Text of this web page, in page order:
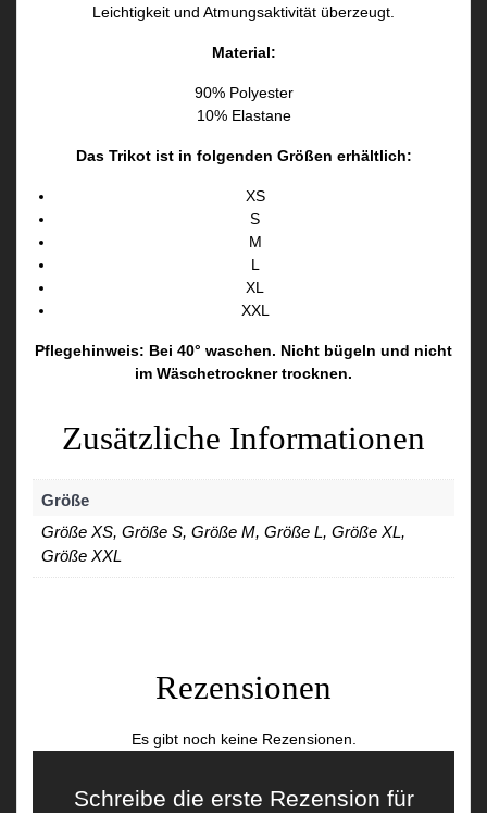
Leichtigkeit und Atmungsaktivität überzeugt.
Material:
90% Polyester
10% Elastane
Das Trikot ist in folgenden Größen erhältlich:
XS
S
M
L
XL
XXL
Pflegehinweis: Bei 40° waschen. Nicht bügeln und nicht
im Wäschetrockner trocknen.
Zusätzliche Informationen
Größe
Größe XS, Größe S, Größe M, Größe L, Größe XL,
Größe XXL
Rezensionen
Es gibt noch keine Rezensionen.
Schreibe die erste Rezension für